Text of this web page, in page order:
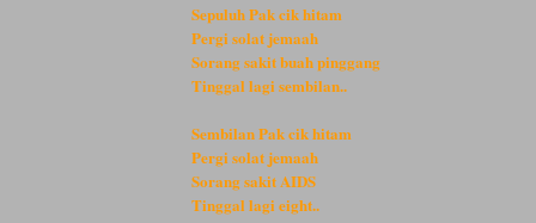
Sepuluh Pak cik hitam
Pergi solat jemaah
Sorang sakit buah pinggang
Tinggal lagi sembilan..
Sembilan Pak cik hitam
Pergi solat jemaah
Sorang sakit AIDS
Tinggal lagi eight..